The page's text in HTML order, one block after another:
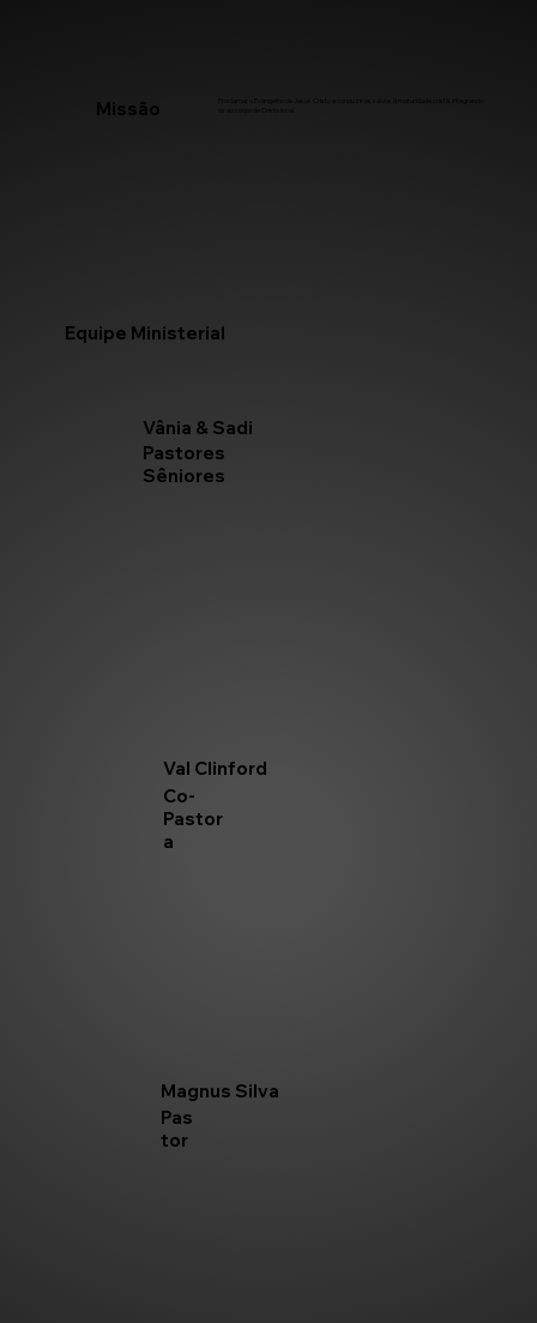
Pas
tor
Magnus Silva
Val Clinford
Co-
Pastor
a
Vânia & Sadi
Pastores
Sêniores
Missão
Equipe Ministerial